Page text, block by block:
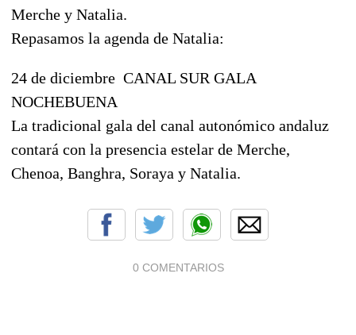
Merche y Natalia.
Repasamos la agenda de Natalia:
24 de diciembre  CANAL SUR GALA
NOCHEBUENA
La tradicional gala del canal autonómico andaluz
contará con la presencia estelar de Merche,
Chenoa, Banghra, Soraya y Natalia.
0 COMENTARIOS